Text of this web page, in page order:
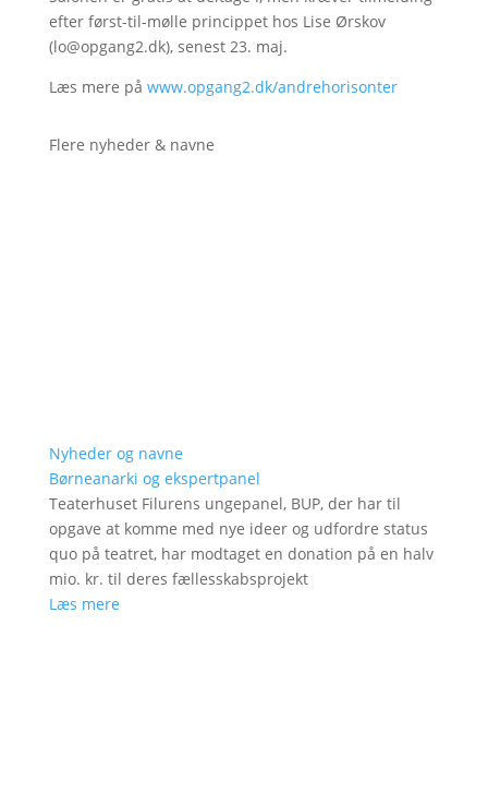
efter først-til-mølle princippet hos Lise Ørskov
(lo@opgang2.dk), senest 23. maj.
Læs mere på www.opgang2.dk/andrehorisonter
Flere nyheder & navne
Nyheder og navne
Børneanarki og ekspertpanel
Teaterhuset Filurens ungepanel, BUP, der har til
opgave at komme med nye ideer og udfordre status
quo på teatret, har modtaget en donation på en halv
mio. kr. til deres fællesskabsprojekt
Læs mere